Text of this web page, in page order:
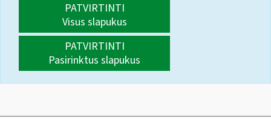
PATVIRTINTI
Visus slapukus
PATVIRTINTI
Pasirinktus slapukus